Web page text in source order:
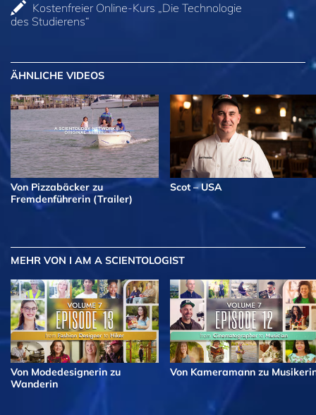
Kostenfreier Online-Kurs „Die Technologie
des Studierens“
ÄHNLICHE VIDEOS
Von Pizzabäcker zu
Fremdenführerin (Trailer)
Scot – USA
MEHR VON I AM A SCIENTOLOGIST
Von Modedesignerin zu
Wanderin
Von Kameramann zu